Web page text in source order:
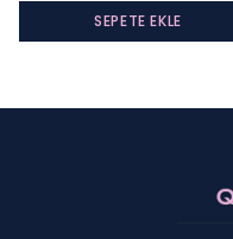
SEPETE EKLE